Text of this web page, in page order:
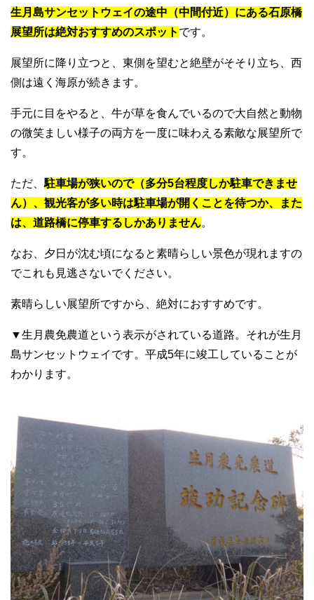
生月島サンセットウェイの途中（中間付近）にある石原橋
展望所は絶対おすすめのスポット です。
展望所に降り立つと、東側を望むと絶壁がそそり立ち、西
側は遠く海原が続きます。
手元に目をやると、牛が草を食んでいるので大自然と動物
の微笑ましい様子の両方を一度に味わえる素敵な展望所で
す。
ただ、 駐車場が狭いので（多分5台程度しか駐車できませ
ん）、観光客が多い時は駐車場が開くことを待つか、また
は、道路橋に停車するしかありません。
なお、夕日が沈む頃になると素晴らしい景色が現れますの
でこれも見逃さないでください。
素晴らしい展望所ですから、絶対におすすめです。
▼生月農免農道という表示がされている道路。それが生月
島サンセットウェイです。平成5年に竣工していることが
わかります。